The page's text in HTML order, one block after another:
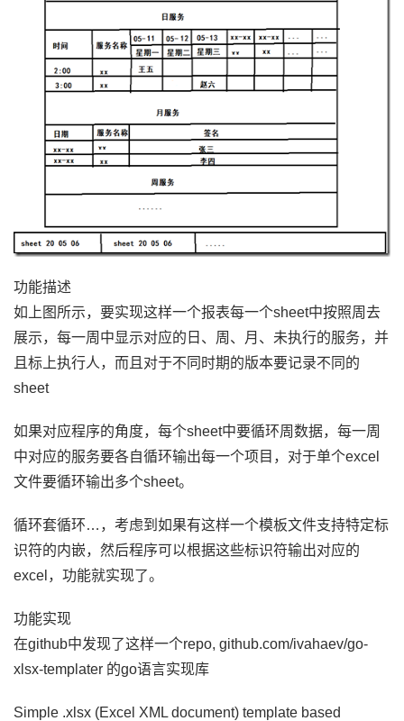
功能描述
如上图所示，要实现这样一个报表每一个sheet中按照周去
展示，每一周中显示对应的日、周、月、未执行的服务，并
且标上执行人，而且对于不同时期的版本要记录不同的
sheet
如果对应程序的角度，每个sheet中要循环周数据，每一周
中对应的服务要各自循环输出每一个项目，对于单个excel
文件要循环输出多个sheet。
循环套循环…，考虑到如果有这样一个模板文件支持特定标
识符的内嵌，然后程序可以根据这些标识符输出对应的
excel，功能就实现了。
功能实现
在github中发现了这样一个repo, github.com/ivahaev/go-
xlsx-templater 的go语言实现库
Simple .xlsx (Excel XML document) template based